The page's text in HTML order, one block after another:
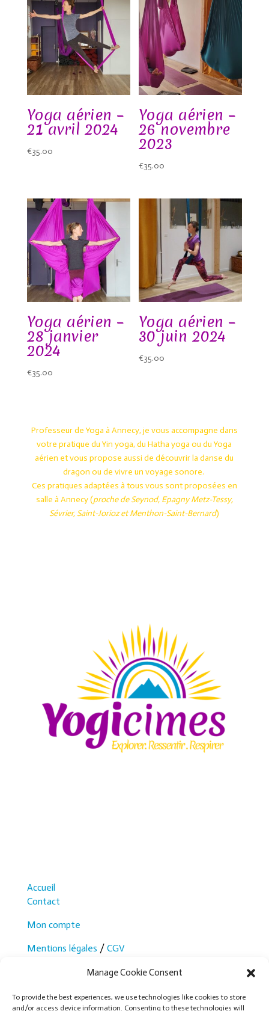
Manage Cookie Consent
To provide the best experiences, we use technologies like cookies to store
and/or access device information. Consenting to these technologies will
Yoga aérien –
21 avril 2024
€35.00
Yoga aérien –
26 novembre
2023
€35.00
Yoga aérien –
28 janvier
2024
€35.00
Yoga aérien –
30 juin 2024
€35.00
Professeur de Yoga à Annecy, je vous accompagne dans
votre pratique du Yin yoga, du Hatha yoga ou du Yoga
aérien et vous propose aussi de découvrir la danse du
dragon ou de vivre un voyage sonore.
Ces pratiques adaptées à tous vous sont proposées en
salle à Annecy(proche de Seynod, Epagny Metz-Tessy,
Sévrier,Saint-JoriozetMenthon-Saint-Bernard)
Accueil
Contact
Mon compte
Mentions légales / CGV
Tous droits réservés à Anne-Laure Beruard
Création du site :Alpine Com’